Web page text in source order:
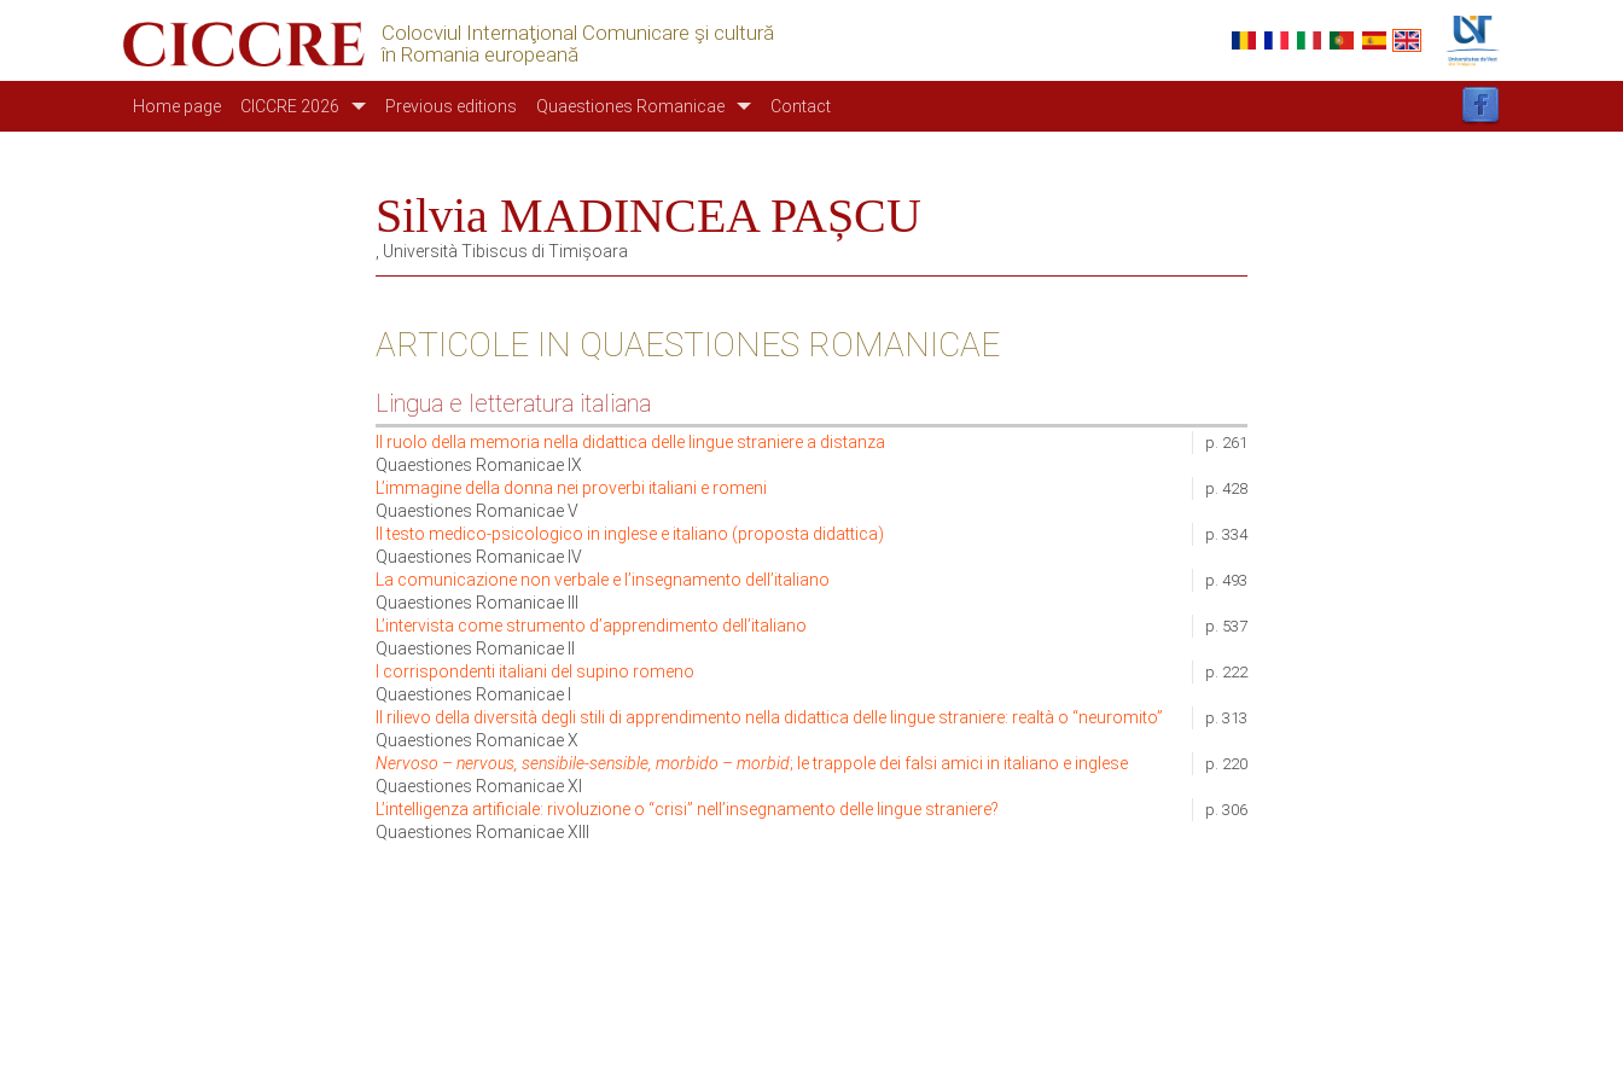
Colocviul Internaţional Comunicare şi cultură
în Romania europeană
Main navigation
Home page CICCRE 2026 Previous editions Quaestiones Romanicae Contact
Silvia MADINCEA PAȘCU
, Università Tibiscus di Timișoara
ARTICOLE IN QUAESTIONES ROMANICAE
Lingua e letteratura italiana
p. 261
Il ruolo della memoria nella didattica delle lingue straniere a distanza
Quaestiones Romanicae IX
p. 428
L’immagine della donna nei proverbi italiani e romeni
Quaestiones Romanicae V
p. 334
Il testo medico-psicologico in inglese e italiano (proposta didattica)
Quaestiones Romanicae IV
p. 493
La comunicazione non verbale e l’insegnamento dell’italiano
Quaestiones Romanicae III
p. 537
L’intervista come strumento d’apprendimento dell’italiano
Quaestiones Romanicae II
p. 222
I corrispondenti italiani del supino romeno
Quaestiones Romanicae I
p. 313
Il rilievo della diversità degli stili di apprendimento nella didattica delle lingue straniere: realtà o “neuromito”
Quaestiones Romanicae X
p. 220
Nervoso – nervous, sensibile-sensible, morbido – morbid; le trappole dei falsi amici in italiano e inglese
Quaestiones Romanicae XI
p. 306
L’intelligenza artificiale: rivoluzione o “crisi” nell’insegnamento delle lingue straniere?
Quaestiones Romanicae XIII